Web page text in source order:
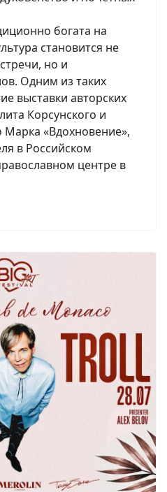
богата на
становится не
но и
Одним из таких
выставки авторских
Корсунского и
Марка «Вдохновение»,
в Российском
центре в